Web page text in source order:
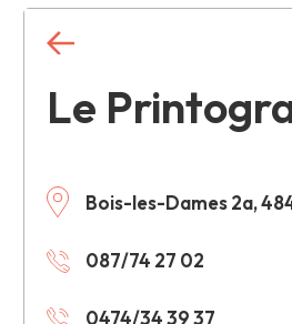
Le
Bois-les-Dames 2a,
087/74 27 02
0474/34 39 37
+
−